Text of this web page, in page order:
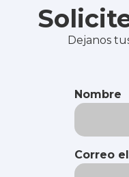
Dejanos
Nombre
Correo